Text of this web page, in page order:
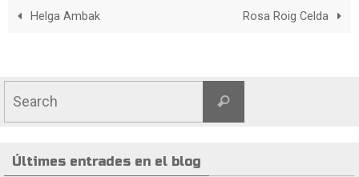
Helga Ambak Rosa Roig Celda
Últimes entrades en el blog